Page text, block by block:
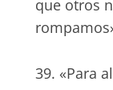
que otros
39. «Para